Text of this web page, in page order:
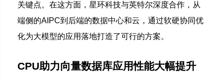
关键点。 在这方面，星环科技与英特尔深度合作，从
端侧的AIPC到后端的数据中心和云，通过软硬协同优
化为大模型的应用落地打造了可行的方案。
CPU助力向量数据库应用性能大幅提升